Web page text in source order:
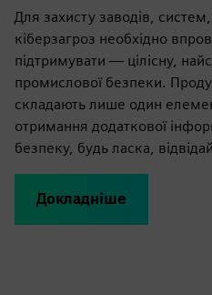
Для захисту заводів,
кіберзагроз необхідно
підтримувати — цілісну,
промислової безпеки.
складають лише один
отримання додаткової
безпеку, будь ласка,
Докладніше